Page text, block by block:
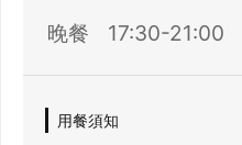
晚餐
17:30-21:00
用餐須知